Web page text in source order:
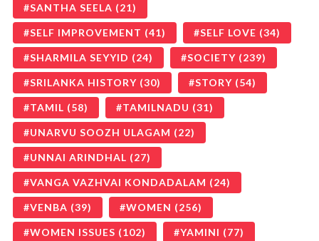
SANTHA SEELA (21)
SELF IMPROVEMENT (41) SELF LOVE (34)
SHARMILA SEYYID (24) SOCIETY (239)
SRILANKA HISTORY (30) STORY (54)
TAMIL (58) TAMILNADU (31)
UNARVU SOOZH ULAGAM (22)
UNNAI ARINDHAL (27)
VANGA VAZHVAI KONDADALAM (24)
VENBA (39) WOMEN (256)
WOMEN ISSUES (102) YAMINI (77)